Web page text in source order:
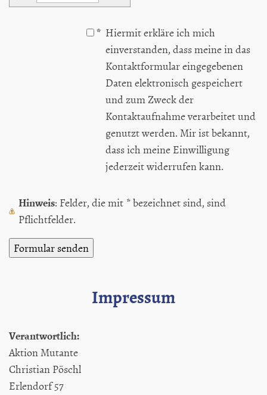
* Hiermit erkläre ich mich
einverstanden, dass meine in das
Kontaktformular eingegebenen
Daten elektronisch gespeichert
und zum Zweck der
Kontaktaufnahme verarbeitet und
genutzt werden. Mir ist bekannt,
dass ich meine Einwilligung
jederzeit widerrufen kann.
Hinweis : Felder, die mit *bezeichnet sind, sind
Pflichtfelder.
Impressum
Verantwortlich:
Aktion Mutante
Christian Pöschl
Erlendorf 57